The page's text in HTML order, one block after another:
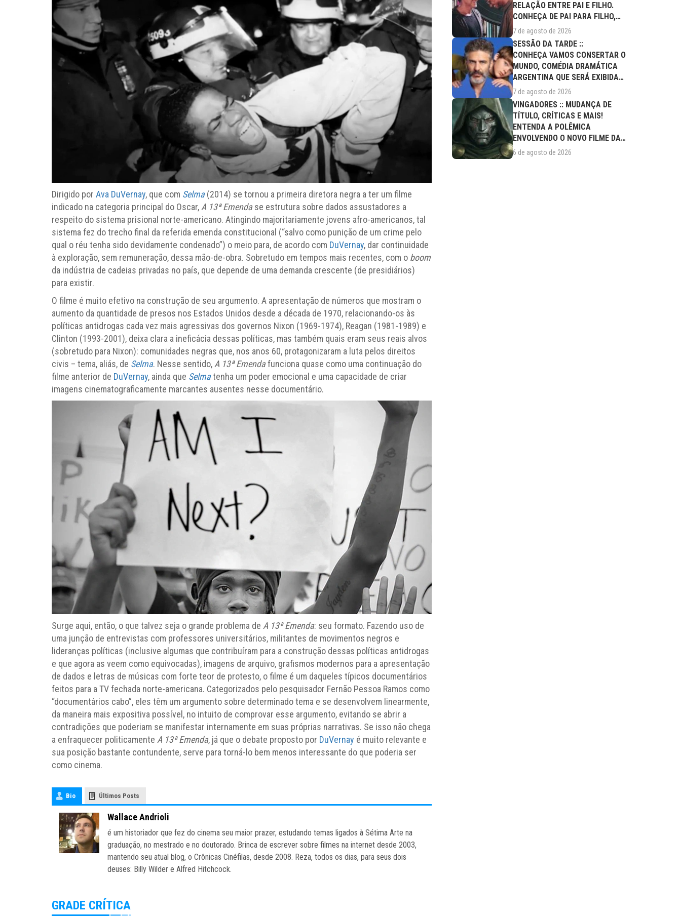
Dirigido por Ava DuVernay, que com Selma(2014) se tornou a primeira diretora negra a ter um filme
indicado na categoria principal do Oscar, A 13ª Emendase estrutura sobre dados assustadores a
respeito do sistema prisional norte-americano. Atingindo majoritariamente jovens afro-americanos, tal
sistema fez do trecho final da referida emenda constitucional (“salvo como punição de um crime pelo
qual o réu tenha sido devidamente condenado”) o meio para, de acordo com DuVernay, dar continuidade
à exploração, sem remuneração, dessa mão-de-obra. Sobretudo em tempos mais recentes, com o boom
da indústria de cadeias privadas no país, que depende de uma demanda crescente (de presidiários)
para existir.
O filme é muito efetivo na construção de seu argumento. A apresentação de números que mostram o
aumento da quantidade de presos nos Estados Unidos desde a década de 1970, relacionando-os às
políticas antidrogas cada vez mais agressivas dos governos Nixon (1969-1974), Reagan (1981-1989) e
Clinton (1993-2001), deixa clara a ineficácia dessas políticas, mas também quais eram seus reais alvos
(sobretudo para Nixon): comunidades negras que, nos anos 60, protagonizaram a luta pelos direitos
civis – tema, aliás, de Selma. Nesse sentido, A 13ª Emendafunciona quase como uma continuação do
filme anterior de DuVernay, ainda que Selmatenha um poder emocional e uma capacidade de criar
imagens cinematograficamente marcantes ausentes nesse documentário.
Surge aqui, então, o que talvez seja o grande problema de A 13ª Emenda: seu formato. Fazendo uso de
uma junção de entrevistas com professores universitários, militantes de movimentos negros e
lideranças políticas (inclusive algumas que contribuíram para a construção dessas políticas antidrogas
e que agora as veem como equivocadas), imagens de arquivo, grafismos modernos para a apresentação
de dados e letras de músicas com forte teor de protesto, o filme é um daqueles típicos documentários
feitos para a TV fechada norte-americana. Categorizados pelo pesquisador Fernão Pessoa Ramos como
“documentários cabo”, eles têm um argumento sobre determinado tema e se desenvolvem linearmente,
da maneira mais expositiva possível, no intuito de comprovar esse argumento, evitando se abrir a
contradições que poderiam se manifestar internamente em suas próprias narrativas. Se isso não chega
a enfraquecer politicamente A 13ª Emenda, já que o debate proposto por DuVernay é muito relevante e
sua posição bastante contundente, serve para torná-lo bem menos interessante do que poderia ser
como cinema.
Bio Últimos Posts
Wallace Andrioli
é um historiador que fez do cinema seu maior prazer, estudando temas ligados à Sétima Arte na
graduação, no mestrado e no doutorado. Brinca de escrever sobre filmes na internet desde 2003,
mantendo seu atual blog, o Crônicas Cinéfilas, desde 2008. Reza, todos os dias, para seus dois
deuses: Billy Wilder e Alfred Hitchcock.
GRADE CRÍTICA
RELAÇÃO ENTRE PAI E FILHO.
CONHEÇA DE PAI PARA FILHO,
FILME DESTE...
7 de agosto de 2026
SESSÃO DA TARDE ::
CONHEÇA VAMOS CONSERTAR O
MUNDO, COMÉDIA DRAMÁTICA
ARGENTINA QUE SERÁ EXIBIDA
NESTA SEXTA (07/08)
7 de agosto de 2026
VINGADORES :: MUDANÇA DE
TÍTULO, CRÍTICAS E MAIS!
ENTENDA A POLÊMICA
ENVOLVENDO O NOVO FILME DA
MARVEL
6 de agosto de 2026